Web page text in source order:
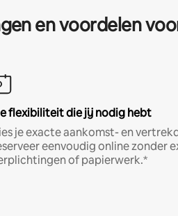
en voordelen
flexibiliteit die jij nodig hebt
je exacte aankomst- en
eenvoudig online zonder
of papierwerk.*